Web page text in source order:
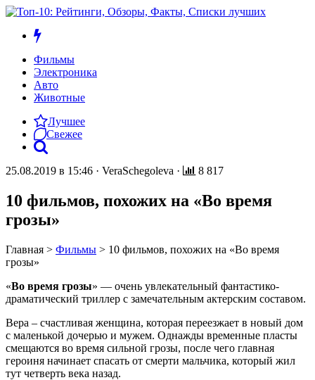
Фильмы
Электроника
Авто
Животные
Лучшее
Свежее
25.08.2019 в 15:46 · VeraSchegoleva · 8 817
10 фильмов, похожих на «Во время
грозы»
Главная > Фильмы > 10 фильмов, похожих на «Во время
грозы»
«Во время грозы» — очень увлекательный фантастико-
драматический триллер с замечательным актерским составом.
Вера – счастливая женщина, которая переезжает в новый дом
с маленькой дочерью и мужем. Однажды временные пласты
смещаются во время сильной грозы, после чего главная
героиня начинает спасать от смерти мальчика, который жил
тут четверть века назад.